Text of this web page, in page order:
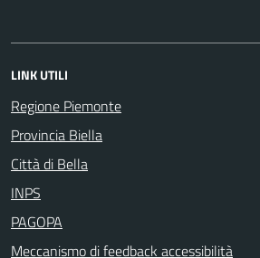
LINK UTILI
Regione Piemonte
Provincia Biella
Città di Bella
INPS
PAGOPA
Meccanismo di feedback accessibilità